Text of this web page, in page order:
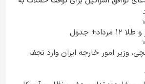
جدول
وزیر امور خارجه ایران وارد نجف